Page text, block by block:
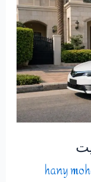
hany